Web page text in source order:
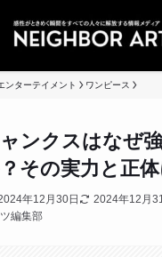
ンターテイメント ワンピース
ンクスはなぜ
その実力と正
年12月30日
2024年12月
編集部